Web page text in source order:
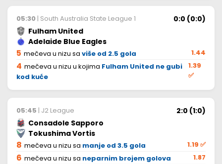
05:30 | South Australia State League 1
0:0 (0:0)
Fulham United
Adelaide Blue Eagles
5 mečeva u nizu sa više od 2.5 gola 1.44
4 mečeva u nizu u kojima Fulham United ne gubi
kod kuće
1.39
✅
05:45 | J2 League
2:0 (1:0)
Consadole Sapporo
Tokushima Vortis
8 mečeva u nizu sa manje od 3.5 gola 1.19 ✅
6 mečeva u nizu sa neparnim brojem golova 1.87